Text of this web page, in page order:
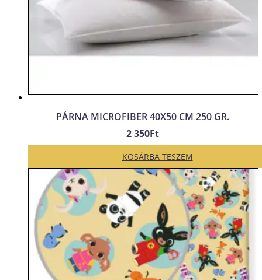
PÁRNA MICROFIBER 40X50 CM 250 GR.
2 350Ft
KOSÁRBA TESZEM